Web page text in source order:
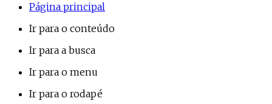
Página principal
Ir para o conteúdo
Ir para a busca
Ir para o menu
Ir para o rodapé